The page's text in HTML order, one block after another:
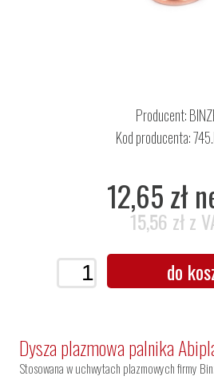
Producent:
Kod producenta:
12,65 zł
15,56 zł z
do
Dysza plazmowa palnika
Stosowana w uchwytach plazmowych firmy